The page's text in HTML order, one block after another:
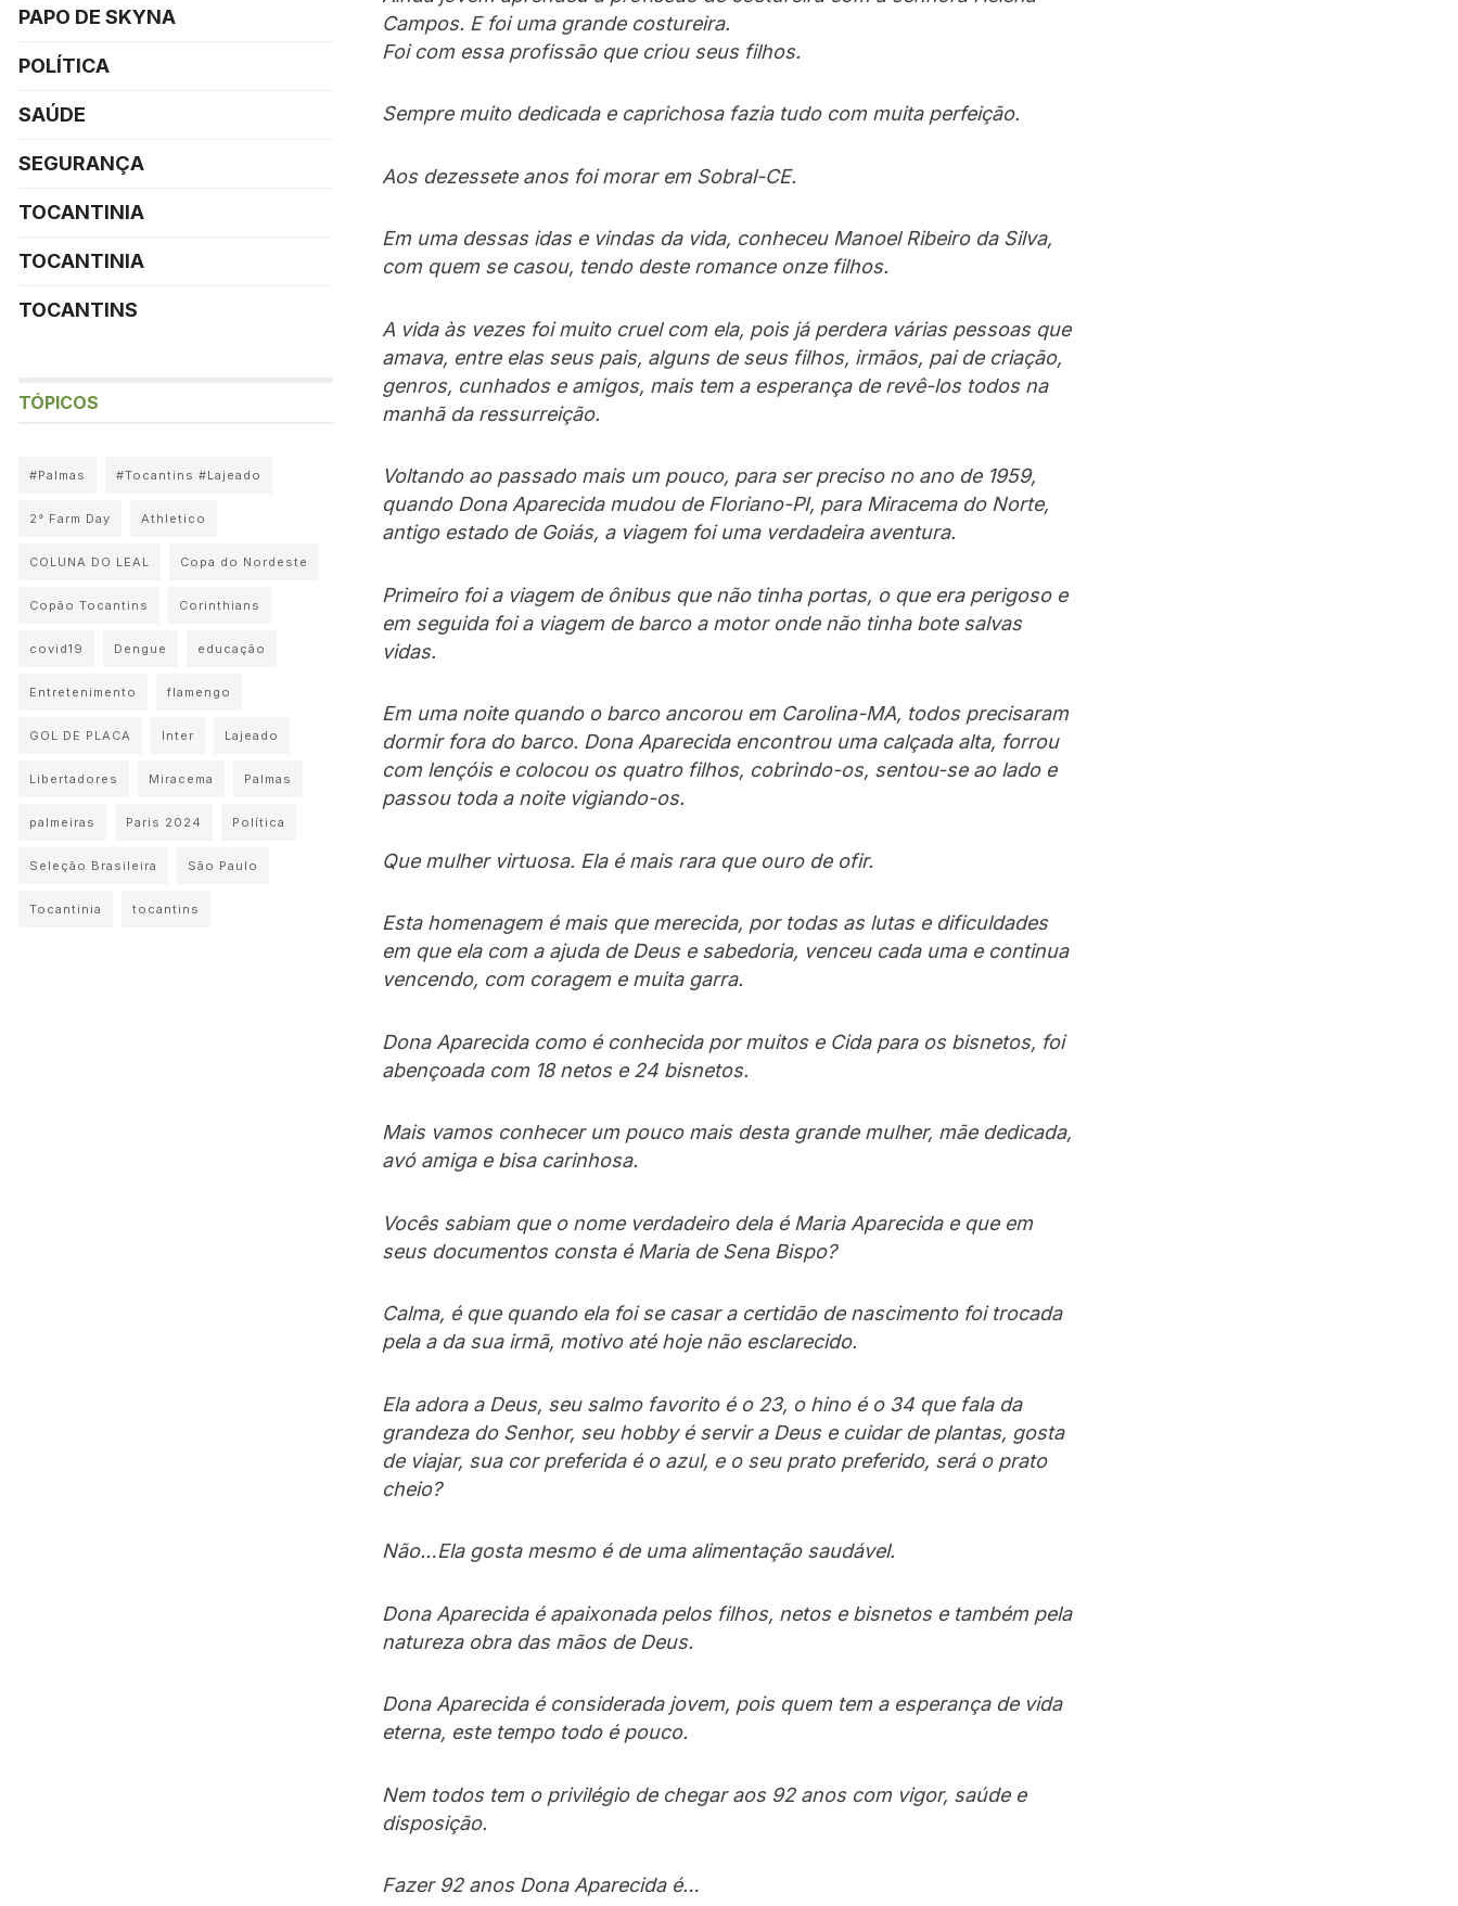
Campos. E foi uma grande costureira.
Foi com essa profissão que criou seus filhos.
Sempre muito dedicada e caprichosa fazia tudo com muita perfeição.
Aos dezessete anos foi morar em Sobral-CE.
Em uma dessas idas e vindas da vida, conheceu Manoel Ribeiro da Silva,
com quem se casou, tendo deste romance onze filhos.
A vida às vezes foi muito cruel com ela, pois já perdera várias pessoas que
amava, entre elas seus pais, alguns de seus filhos, irmãos, pai de criação,
genros, cunhados e amigos, mais tem a esperança de revê-los todos na
manhã da ressurreição.
Voltando ao passado mais um pouco, para ser preciso no ano de 1959,
quando Dona Aparecida mudou de Floriano-PI, para Miracema do Norte,
antigo estado de Goiás, a viagem foi uma verdadeira aventura.
Primeiro foi a viagem de ônibus que não tinha portas, o que era perigoso e
em seguida foi a viagem de barco a motor onde não tinha bote salvas
vidas.
Em uma noite quando o barco ancorou em Carolina-MA, todos precisaram
dormir fora do barco. Dona Aparecida encontrou uma calçada alta, forrou
com lençóis e colocou os quatro filhos, cobrindo-os, sentou-se ao lado e
passou toda a noite vigiando-os.
Que mulher virtuosa. Ela é mais rara que ouro de ofir.
Esta homenagem é mais que merecida, por todas as lutas e dificuldades
em que ela com a ajuda de Deus e sabedoria, venceu cada uma e continua
vencendo, com coragem e muita garra.
Dona Aparecida como é conhecida por muitos e Cida para os bisnetos, foi
abençoada com 18 netos e 24 bisnetos.
Mais vamos conhecer um pouco mais desta grande mulher, mãe dedicada,
avó amiga e bisa carinhosa.
Vocês sabiam que o nome verdadeiro dela é Maria Aparecida e que em
seus documentos consta é Maria de Sena Bispo?
Calma, é que quando ela foi se casar a certidão de nascimento foi trocada
pela a da sua irmã, motivo até hoje não esclarecido.
Ela adora a Deus, seu salmo favorito é o 23, o hino é o 34 que fala da
grandeza do Senhor, seu hobby é servir a Deus e cuidar de plantas, gosta
de viajar, sua cor preferida é o azul, e o seu prato preferido, será o prato
cheio?
Não…Ela gosta mesmo é de uma alimentação saudável.
Dona Aparecida é apaixonada pelos filhos, netos e bisnetos e também pela
natureza obra das mãos de Deus.
Dona Aparecida é considerada jovem, pois quem tem a esperança de vida
eterna, este tempo todo é pouco.
Nem todos tem o privilégio de chegar aos 92 anos com vigor, saúde e
disposição.
Fazer 92 anos Dona Aparecida é…
PAPO DE SKYNA
POLÍTICA
SAÚDE
SEGURANÇA
TOCANTINIA
TOCANTINIA
TOCANTINS
TÓPICOS
#Palmas #Tocantins #Lajeado
2° Farm Day Athletico
COLUNA DO LEAL Copa do Nordeste
Copão Tocantins Corinthians
covid19 Dengue educação
Entretenimento flamengo
GOL DE PLACA Inter Lajeado
Libertadores Miracema Palmas
palmeiras Paris 2024 Política
Seleção Brasileira São Paulo
Tocantinia tocantins